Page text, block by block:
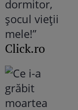
Click.ro